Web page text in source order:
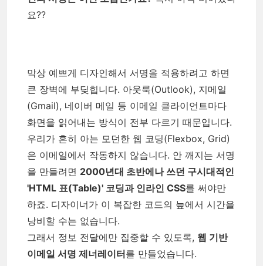
요??
막상 예쁘게 디자인해서 서명을 적용하려고 하면
큰 장벽에 부딪힙니다. 아웃룩(Outlook), 지메일
(Gmail), 네이버 메일 등 이메일 클라이언트마다
화면을 읽어내는 방식이 전부 다르기 때문입니다.
우리가 흔히 아는 모던한 웹 코딩(Flexbox, Grid)
은 이메일에서 작동하지 않습니다. 안 깨지는 서명
을 만들려면 2000년대 초반에나 쓰던 구시대적인
'HTML 표(Table)' 코딩과 인라인 CSS를 써야만
하죠. 디자이너가 이 복잡한 코드의 늪에서 시간을
낭비할 수는 없습니다.
그래서 정보 전달에만 집중할 수 있도록, 웹 기반
이메일 서명 제너레이터를 만들었습니다.